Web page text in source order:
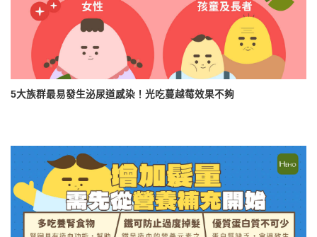
5大族群最易發生泌尿道感染！光吃蔓越莓效果不夠